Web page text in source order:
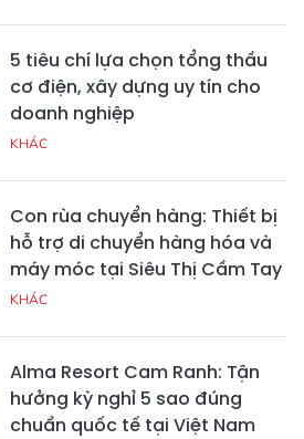
5 tiêu chí lựa chọn tổng thầu
cơ điện, xây dựng uy tín cho
doanh nghiệp
KHÁC
Con rùa chuyển hàng: Thiết bị
hỗ trợ di chuyển hàng hóa và
máy móc tại Siêu Thị Cầm Tay
KHÁC
Alma Resort Cam Ranh: Tận
hưởng kỳ nghỉ 5 sao đúng
chuẩn quốc tế tại Việt Nam